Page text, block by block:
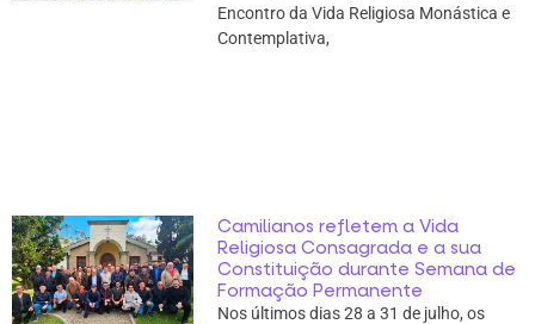
Encontro da Vida Religiosa Monástica e
Contemplativa,
Camilianos refletem a Vida
Religiosa Consagrada e a sua
Constituição durante Semana de
Formação Permanente
Nos últimos dias 28 a 31 de julho, os